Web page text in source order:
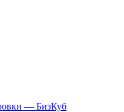
— БизКуб